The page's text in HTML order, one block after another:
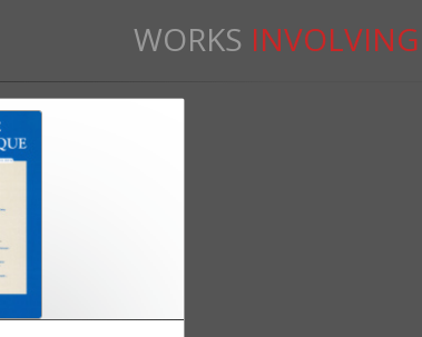
WORKS INVOLVING